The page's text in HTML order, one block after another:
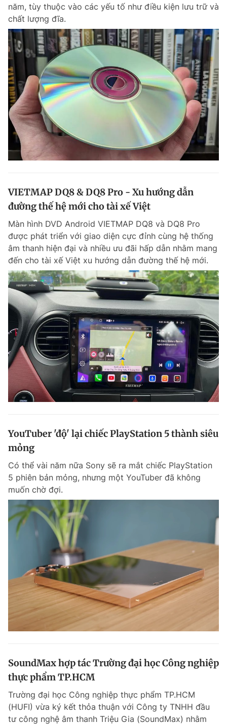
năm, tùy thuộc vào các yếu tố như điều kiện lưu trữ và
chất lượng đĩa.
VIETMAP DQ8 & DQ8 Pro - Xu hướng dẫn
đường thế hệ mới cho tài xế Việt
Màn hình DVD Android VIETMAP DQ8 và DQ8 Pro
được phát triển với giao diện cực đỉnh cùng hệ thống
âm thanh hiện đại và nhiều ưu đãi hấp dẫn nhằm mang
đến cho tài xế Việt xu hướng dẫn đường thế hệ mới.
YouTuber 'độ' lại chiếc PlayStation 5 thành siêu
mỏng
Có thể vài năm nữa Sony sẽ ra mắt chiếc PlayStation
5 phiên bản mỏng, nhưng một YouTuber đã không
muốn chờ đợi.
SoundMax hợp tác Trường đại học Công nghiệp
thực phẩm TP.HCM
Trường đại học Công nghiệp thực phẩm TP.HCM
(HUFI) vừa ký kết thỏa thuận với Công ty TNHH đầu
tư công nghệ âm thanh Triệu Gia (SoundMax) nhằm